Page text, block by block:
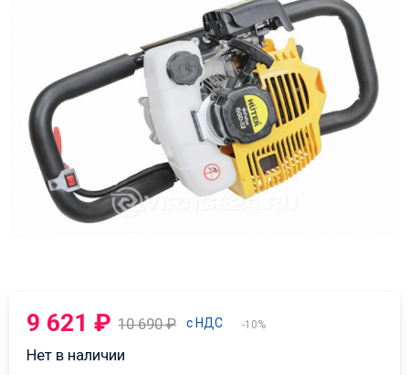
9 621₽ 10 690₽ с НДС -10%
Нет в наличии